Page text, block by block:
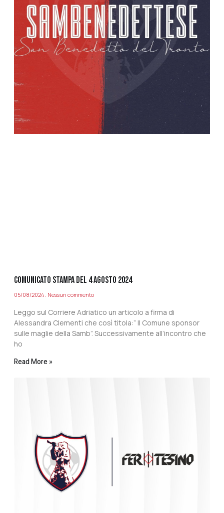
COMUNICATO STAMPA DEL 4 AGOSTO 2024
05/08/2024 Nessun commento
Leggo sul Corriere Adriatico un articolo a firma di
Alessandra Clementi che così titola:” Il Comune sponsor
sulle maglie della Samb”. Successivamente all’incontro che
ho
Read More »